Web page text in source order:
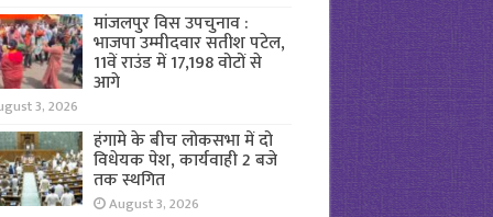
मांजलपुर विस उपचुनाव :
भाजपा उम्मीदवार सतीश पटेल,
11वें राउंड में 17,198 वोटों से
आगे
3, 2026
हंगामे के बीच लोकसभा में दो
विधेयक पेश, कार्यवाही 2 बजे
तक स्थगित
August 3, 2026